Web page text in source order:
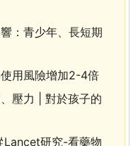
：青少年、長短期
用風險增加2-4倍
壓力 | 對於孩子的
Lancet研究-看藥物